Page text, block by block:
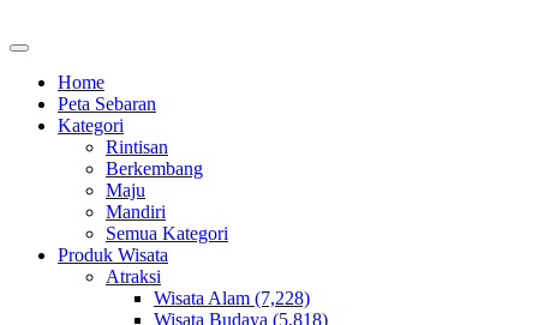
Home
Peta Sebaran
Kategori
Rintisan
Berkembang
Maju
Mandiri
Semua Kategori
Produk Wisata
Atraksi
Wisata Alam (7,228)
Wisata Budaya (5,818)